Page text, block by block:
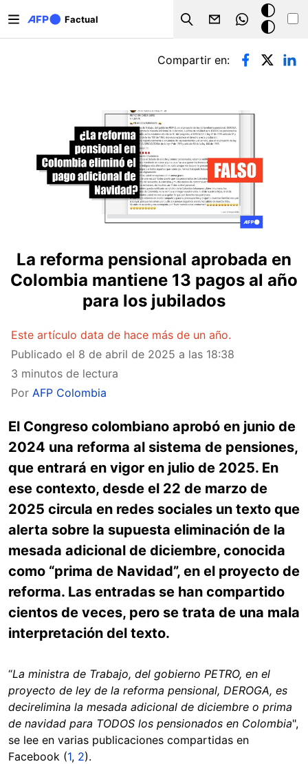
Factual
Search
Modo
oscuro
Solapas principales
Compartir en:
La reforma pensional aprobada en
Colombia mantiene 13 pagos al año
para los jubilados
Este artículo data de hace más de un año.
Publicado el 8 de abril de 2025 a las 18:38
3 minutos de lectura
Por AFP Colombia
El Congreso colombiano aprobó en junio de
2024 una reforma al sistema de pensiones,
que entrará en vigor en julio de 2025. En
ese contexto, desde el 22 de marzo de
2025 circula en redes sociales un texto que
alerta sobre la supuesta eliminación de la
mesada adicional de diciembre, conocida
como “prima de Navidad”, en el proyecto de
reforma. Las entradas se han compartido
cientos de veces, pero se trata de una mala
interpretación del texto.
“La ministra de Trabajo, del gobierno PETRO, en el
proyecto de ley de la reforma pensional, DEROGA, es
decirelimina la mesada adicional de diciembre o prima
de navidad para TODOS los pensionados en Colombia",
se lee en varias publicaciones compartidas en
Facebook (1, 2).